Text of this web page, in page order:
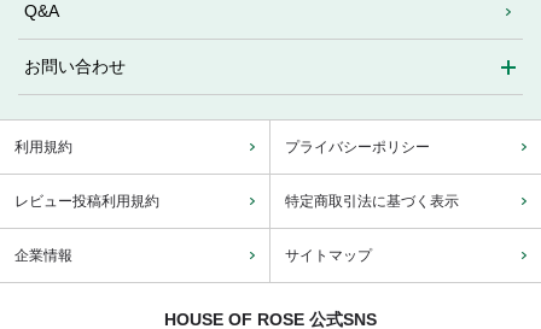
Q&A
お問い合わせ
利用規約 プライバシーポリシー
レビュー投稿利用規約 特定商取引法に基づく表示
企業情報 サイトマップ
HOUSE OF ROSE 公式SNS